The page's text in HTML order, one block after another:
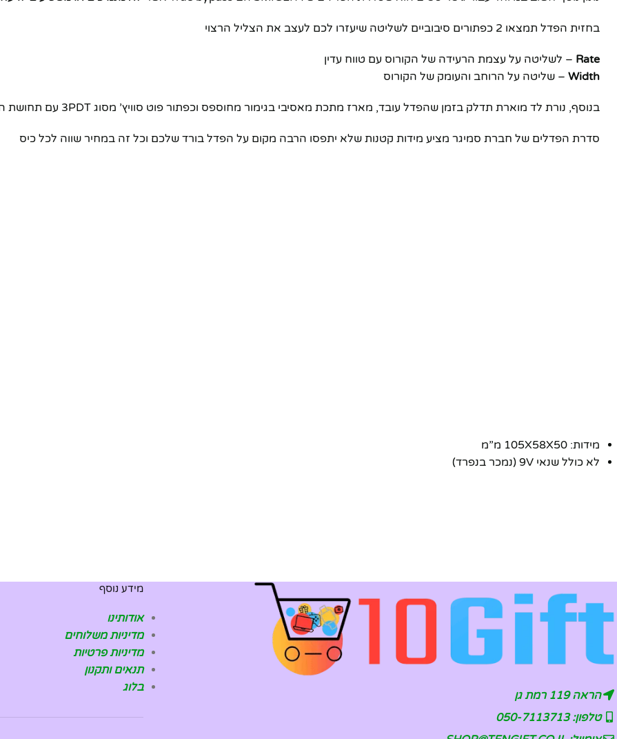
בחזית הפדל תמצאו 2 כפתורים סיבוביים לשליטה שיעזרו לכם לעצב את הצליל הרצוי
Rate – לשליטה על עצמת הרעידה של הקורוס עם טווח עדין
Width – שליטה על הרוחב והעומק של הקורוס
בנוסף, נורת לד מוארת תדלק בזמן שהפדל עובד, מארז מתכת מאסיבי בגימור מחוספס וכפתור פוט סוויץ’ מסוג 3PDT עם תחושת הקליק בזמן הפעלת הפדל.
סדרת הפדלים של חברת סמיגר מציע מידות קטנות שלא יתפסו הרבה מקום על הפדל בורד שלכם וכל זה במחיר שווה לכל כיס
מידות: 105X58X50 מ”מ
לא כולל שנאי 9V (נמכר בנפרד)
הראה 119 רמת גן
טלפון: 050-7113713
מידע נוסף
אודותינו
מדיניות משלוחים
מדיניות פרטיות
תנאים ותקנון
בלוג
פייסבוק
אינסטגרם